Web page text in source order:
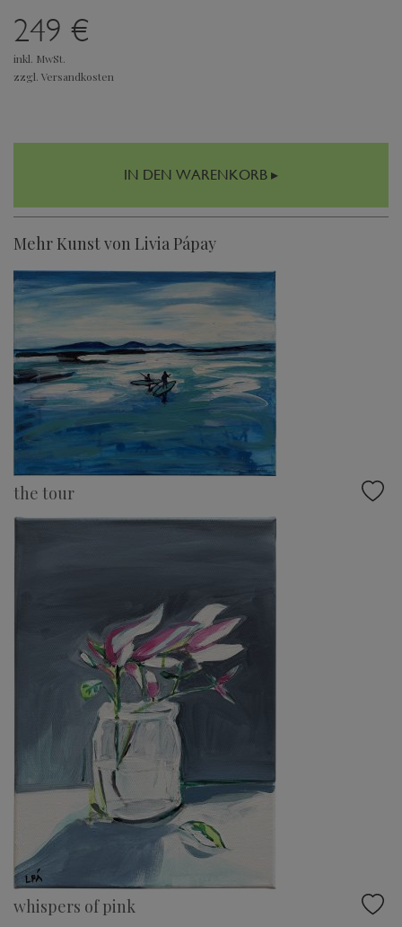
249 €
inkl. MwSt.
zzgl. Versandkosten
IN DEN WARENKORB ▸
Mehr Kunst von Livia Pápay
the tour
whispers of pink